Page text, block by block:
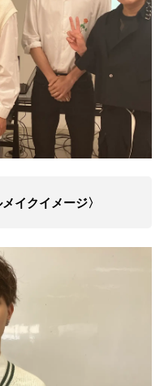
イクイメージ〉